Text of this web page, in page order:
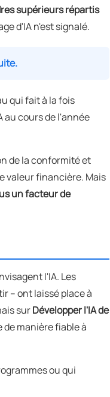
supérieurs répartis
d'IA n'est signalé.
qui fait à la fois
au cours de l'année
de la conformité et
valeur financière. Mais
un facteur de
l'IA. Les
– ont laissé place à
surDévelopper l'IA de
manière fiable à
ou qui